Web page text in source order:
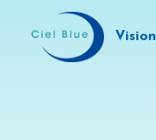
Vision